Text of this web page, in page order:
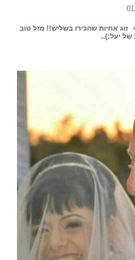
›
זוג אחיות שהכירו בשליש!! מזל טוב
של יעל:)..